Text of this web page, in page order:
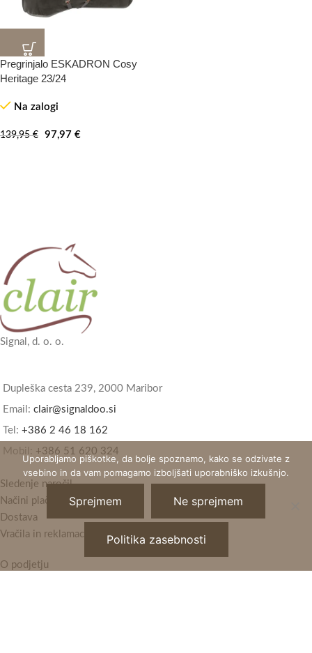
-30%
Pregrinjalo ESKADRON Cosy
Heritage 23/24
Na zalogi
139,95€ 97,97 €
Signal, d. o. o.
Dupleška cesta 239, 2000 Maribor
Email: clair@signaldoo.si
Tel: +386 2 46 18 162
Mobil: +386 51 620 324
Sledenje naročil
Načini plačila
Dostava
Vračila in reklamacije
O podjetju
Uporabljamo piškotke, da bolje spoznamo, kako se odzivate z
vsebino in da vam pomagamo izboljšati uporabniško izkušnjo.
Sprejmem Ne sprejmem
Politika zasebnosti